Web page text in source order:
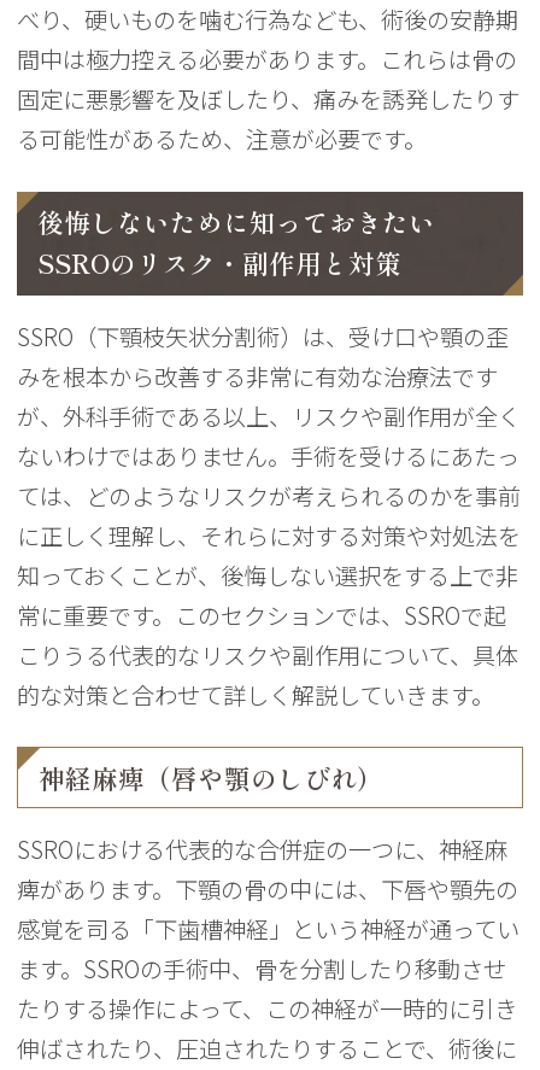
べり、硬いものを噛む行為なども、術後の安静期
間中は極力控える必要があります。これらは骨の
固定に悪影響を及ぼしたり、痛みを誘発したりす
る可能性があるため、注意が必要です。
後悔しないために知っておきたい
SSROのリスク・副作用と対策
SSRO（下顎枝矢状分割術）は、受け口や顎の歪
みを根本から改善する非常に有効な治療法です
が、外科手術である以上、リスクや副作用が全く
ないわけではありません。手術を受けるにあたっ
ては、どのようなリスクが考えられるのかを事前
に正しく理解し、それらに対する対策や対処法を
知っておくことが、後悔しない選択をする上で非
常に重要です。このセクションでは、SSROで起
こりうる代表的なリスクや副作用について、具体
的な対策と合わせて詳しく解説していきます。
神経麻痺（唇や顎のしびれ）
SSROにおける代表的な合併症の一つに、神経麻
痺があります。下顎の骨の中には、下唇や顎先の
感覚を司る「下歯槽神経」という神経が通ってい
ます。SSROの手術中、骨を分割したり移動させ
たりする操作によって、この神経が一時的に引き
伸ばされたり、圧迫されたりすることで、術後に